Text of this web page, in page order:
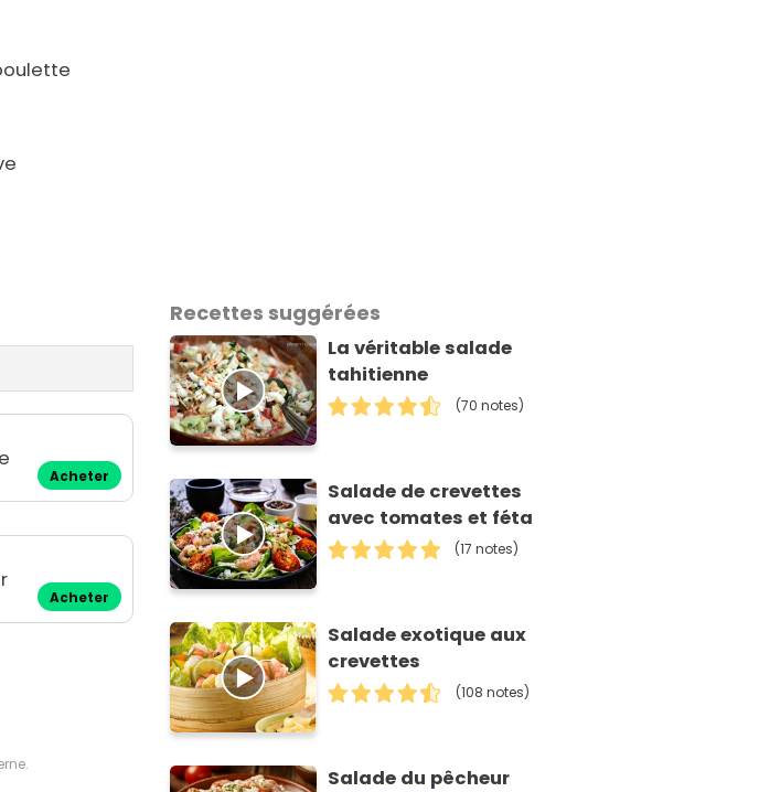
Acheter
Acheter
Recettes suggérées
La véritable salade
tahitienne
(70 notes)
Salade de crevettes
avec tomates et féta
(17 notes)
Salade exotique aux
crevettes
(108 notes)
Salade du pêcheur